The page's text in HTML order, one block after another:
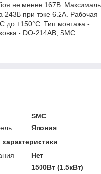
не менее 167В.
243В при токе 6.2А. Рабочая
до +150°C. Тип монтажа -
- DO-214AB, SMC.
SMC
Япония
Нет
1500Вт (1.5кВт)